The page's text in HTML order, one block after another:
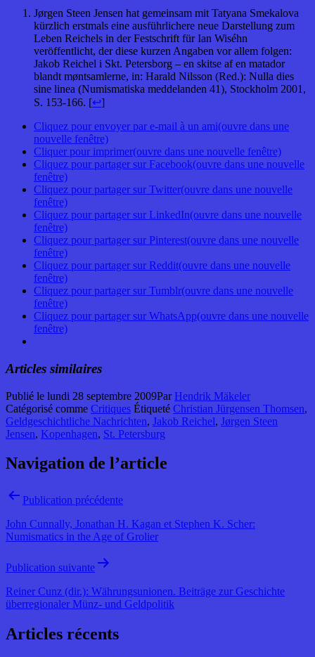
Jørgen Steen Jensen hat gemeinsam mit Tatyana Smekalova
kürzlich erstmals eine ausführlichere neue Darstellung zum
Leben Reichels in der Festschrift für Ian Wiséhn
veröffentlicht, der diese kurzen Angaben vor allem folgen:
Jakob Reichel i Skt. Petersborg – en skitse af en matador
blandt møntsamlerne, in: Harald Nilsson (Red.): Nulla dies
sine linea (Numismatiska meddelanden 41), Stockholm 2001,
S. 153-166. [↩]
Cliquez pour envoyer par e-mail à un ami(ouvre dans une
nouvelle fenêtre)
Cliquer pour imprimer(ouvre dans une nouvelle fenêtre)
Cliquez pour partager sur Facebook(ouvre dans une nouvelle
fenêtre)
Cliquez pour partager sur Twitter(ouvre dans une nouvelle
fenêtre)
Cliquez pour partager sur LinkedIn(ouvre dans une nouvelle
fenêtre)
Cliquez pour partager sur Pinterest(ouvre dans une nouvelle
fenêtre)
Cliquez pour partager sur Reddit(ouvre dans une nouvelle
fenêtre)
Cliquez pour partager sur Tumblr(ouvre dans une nouvelle
fenêtre)
Cliquez pour partager sur WhatsApp(ouvre dans une nouvelle
fenêtre)
Articles similaires
Publié le lundi 28 septembre 2009Par Hendrik Mäkeler
Catégorisé comme Critiques Étiqueté Christian Jürgensen Thomsen,
Geldgeschichtliche Nachrichten, Jakob Reichel, Jørgen Steen
Jensen, Kopenhagen, St. Petersburg
Navigation de l’article
Publication précédente
John Cunnally, Jonathan H. Kagan et Stephen K. Scher:
Numismatics in the Age of Grolier
Publication suivante
Reiner Cunz (dir.): Währungsunionen. Beiträge zur Geschichte
überregionaler Münz- und Geldpolitik
Articles récents